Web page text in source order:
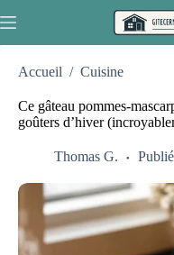
au
Accueil / Cuisine
Ce gâteau pommes-
goûters d’hiver
Thomas G.